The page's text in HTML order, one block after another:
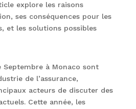
explore les raisons
ses conséquences pour les
et les solutions possibles
Septembre à Monaco sont
de l’assurance,
acteurs de discuter des
Cette année, les